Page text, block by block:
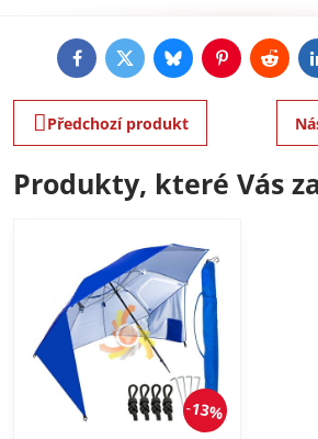
FacebookTwitterBlueskyPinterestReddit
Předchozí produkt
Produkty, které Vás
13%